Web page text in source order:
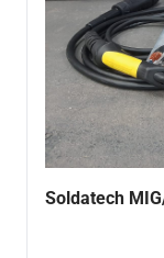
Soldatech